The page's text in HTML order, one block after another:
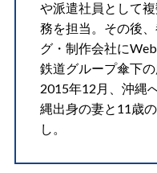
や派遣社員として
務を担当。その後
グ・制作会社に
鉄道グループ傘下の
2015年12月、沖縄
縄出身の妻と11歳
し。